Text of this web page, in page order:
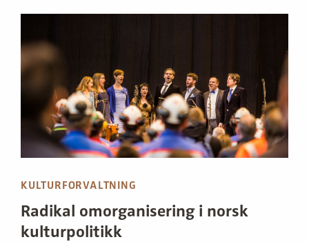
KULTURFORVALTNING
Radikal omorganisering i norsk
kulturpolitikk